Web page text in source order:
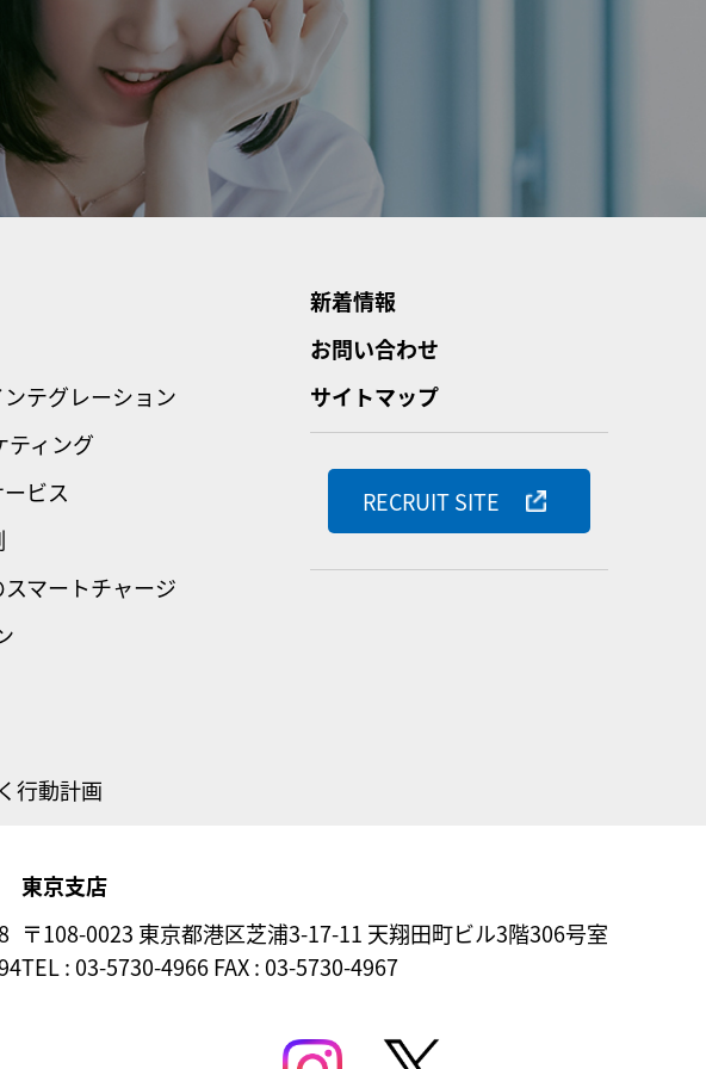
テグレーション
ティング
ビス
マートチャージ
新着情報
お問い合わせ
サイトマップ
RECRUIT SITE
行動計画
東京支店
〒108-0023 東京都港区芝浦3-17-11 天翔田町ビル3階306号室
TEL : 03-5730-4966 FAX : 03-5730-4967